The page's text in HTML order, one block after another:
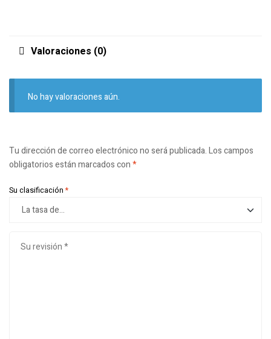
Valoraciones (0)
No hay valoraciones aún.
Tu dirección de correo electrónico no será publicada.Los campos
obligatorios están marcados con*
Su clasificación*